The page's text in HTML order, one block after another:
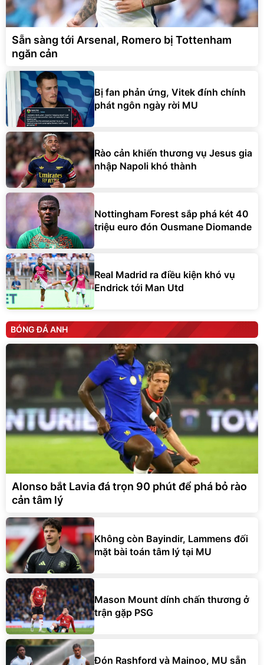
Sẵn sàng tới Arsenal, Romero bị Tottenham
ngăn cản
Bị fan phản ứng, Vitek đính chính
phát ngôn ngày rời MU
Rào cản khiến thương vụ Jesus gia
nhập Napoli khó thành
Nottingham Forest sắp phá két 40
triệu euro đón Ousmane Diomande
Real Madrid ra điều kiện khó vụ
Endrick tới Man Utd
BÓNG ĐÁ ANH
Alonso bắt Lavia đá trọn 90 phút để phá bỏ rào
cản tâm lý
Không còn Bayindir, Lammens đối
mặt bài toán tâm lý tại MU
Mason Mount dính chấn thương ở
trận gặp PSG
Đón Rashford và Mainoo, MU sẵn